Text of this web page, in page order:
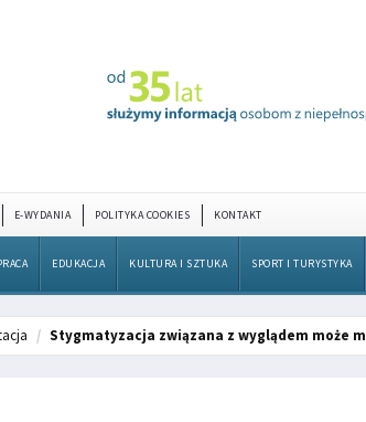
E-WYDANIA POLITYKA COOKIES KONTAKT
EDUKACJA KULTURA I SZTUKA SPORT I TURYSTYKA
Stygmatyzacja związana z wyglądem może